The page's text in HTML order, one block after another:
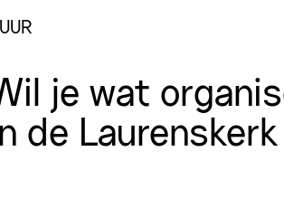
je wat
de Laurenskerk